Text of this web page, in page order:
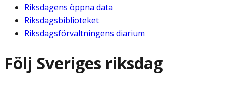
Riksdagens öppna data
Riksdagsbiblioteket
Riksdagsförvaltningens diarium
Följ Sveriges riksdag